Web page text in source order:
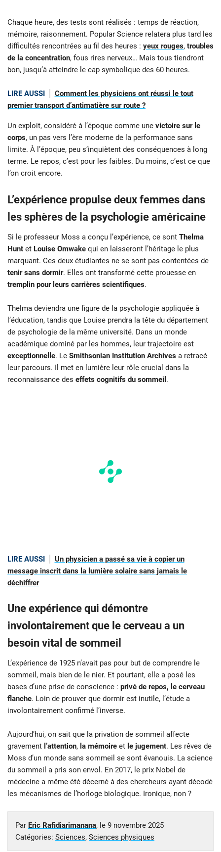
Chaque heure, des tests sont réalisés : temps de réaction,
mémoire, raisonnement. Popular Science relatera plus tard les
difficultés rencontrées au fil des heures : yeux rouges, troubles
de la concentration, fous rires nerveux… Mais tous tiendront
bon, jusqu’à atteindre le cap symbolique des 60 heures.
LIRE AUSSI
Comment les physiciens ont réussi le tout
premier transport d’antimatière sur route ?
Un exploit, considéré à l’époque comme une victoire sur le
corps, un pas vers l’ère moderne de la performance sans
limite. À l’époque, peu s’inquiètent des conséquences à long
terme. Le repos, c’est pour les faibles. Du moins, c’est ce que
l’on croit encore.
L’expérience propulse deux femmes dans
les sphères de la psychologie américaine
Si le professeur Moss a conçu l’expérience, ce sont Thelma
Hunt et Louise Omwake qui en laisseront l’héritage le plus
marquant. Ces deux étudiantes ne se sont pas contentées de
tenir sans dormir. Elles ont transformé cette prouesse en
tremplin pour leurs carrières scientifiques.
Thelma deviendra une figure de la psychologie appliquée à
l’éducation, tandis que Louise prendra la tête du département
de psychologie de la même université. Dans un monde
académique dominé par les hommes, leur trajectoire est
exceptionnelle. Le Smithsonian Institution Archives a retracé
leur parcours. Il met en lumière leur rôle crucial dans la
reconnaissance des effets cognitifs du sommeil .
LIRE AUSSI
Un physicien a passé sa vie à copier un
message inscrit dans la lumière solaire sans jamais le
déchiffrer
Une expérience qui démontre
involontairement que le cerveau a un
besoin vital de sommeil
L’expérience de 1925 n’avait pas pour but de comprendre le
sommeil, mais bien de le nier. Et pourtant, elle a posé les
bases d’une prise de conscience : privé de repos, le cerveau
flanche. Loin de prouver que dormir est inutile, l’étude a
involontairement confirmé l’inverse.
Aujourd’hui, on sait que la privation de sommeil affecte
gravement l’attention, la mémoire et le jugement. Les rêves de
Moss d’un monde sans sommeil se sont évanouis. La science
du sommeil a pris son envol. En 2017, le prix Nobel de
médecine a même été décerné à des chercheurs ayant décodé
les mécanismes de l’horloge biologique. Ironique, non ?
Par Eric Rafidiarimanana, le 9 novembre 2025
Catégories: Sciences, Sciences physiques